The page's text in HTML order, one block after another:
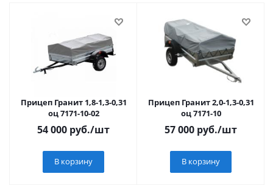
Прицеп Гранит 1,8-1,3-0,31
оц 7171-10-02
54 000 руб./шт
В корзину
Прицеп Гранит 2,0-1,3-0,31
оц 7171-10
57 000 руб./шт
В корзину